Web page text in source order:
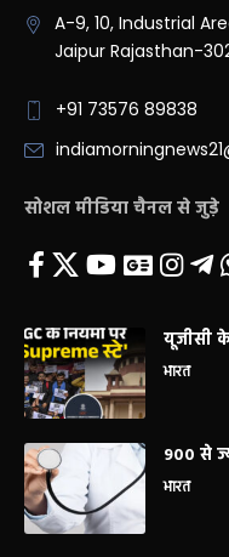
A-9, 10, Industrial
Jaipur Rajasthan-
+91 73576 89838
सोशल मीडिया चैनल से जुड़े
यूजीसी
भारत
900 से
भारत